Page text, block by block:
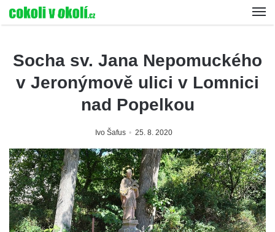
Socha sv. Jana Nepomuckého
v Jeronýmově ulici v Lomnici
nad Popelkou
Ivo Šafus 25. 8. 2020